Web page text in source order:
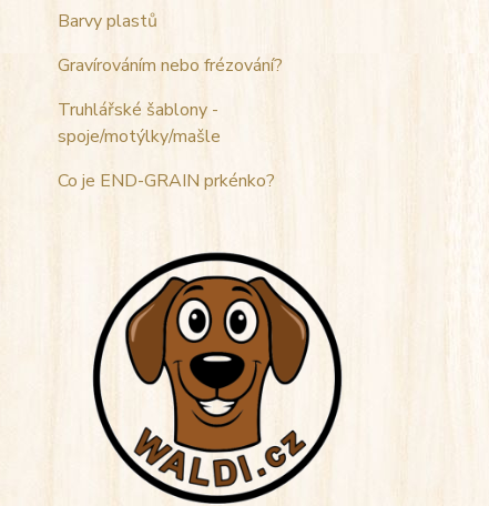
Barvy plastů
Gravírováním nebo frézování?
Truhlářské šablony -
spoje/motýlky/mašle
Co je END-GRAIN prkénko?